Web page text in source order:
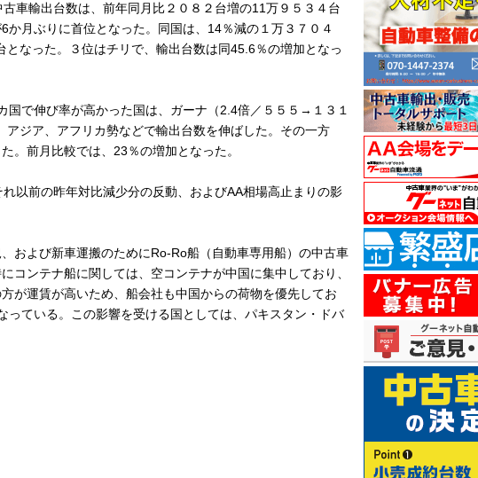
車輸出台数は、前年同月比２０８２台増の11万９５３４台
月ぶりに首位となった。同国は、14％減の１万３７０４
なった。３位はチリで、輸出台数は同45.6％の増加となっ
で伸び率が高かった国は、ガーナ（2.4倍／５５５→１３１
ジア、アフリカ勢などで輸出台数を伸ばした。その一方
。前月比較では、23％の増加となった。
以前の昨年対比減少分の反動、およびAA相場高止まりの影
および新車運搬のためにRo-Ro船（自動車専用船）の中古車
コンテナ船に関しては、空コンテナが中国に集中しており、
が運賃が高いため、船会社も中国からの荷物を優先してお
っている。この影響を受ける国としては、パキスタン・ドバ